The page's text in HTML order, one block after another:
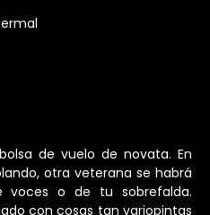
de vuelo de novata. En
otra veterana se habrá
voces o de tu sobrefalda.
con cosas tan variopintas